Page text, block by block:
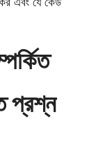
প্রশ্ন